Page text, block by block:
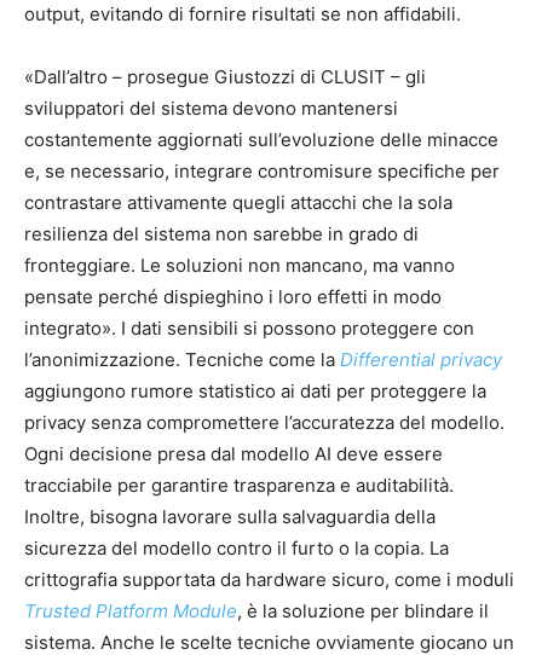
output, evitando di fornire risultati se non affidabili.
«Dall’altro – prosegue Giustozzi di CLUSIT – gli
sviluppatori del sistema devono mantenersi
costantemente aggiornati sull’evoluzione delle minacce
e, se necessario, integrare contromisure specifiche per
contrastare attivamente quegli attacchi che la sola
resilienza del sistema non sarebbe in grado di
fronteggiare. Le soluzioni non mancano, ma vanno
pensate perché dispieghino i loro effetti in modo
integrato». I dati sensibili si possono proteggere con
l’anonimizzazione. Tecniche come la Differential privacy
aggiungono rumore statistico ai dati per proteggere la
privacy senza compromettere l’accuratezza del modello.
Ogni decisione presa dal modello AI deve essere
tracciabile per garantire trasparenza e auditabilità.
Inoltre, bisogna lavorare sulla salvaguardia della
sicurezza del modello contro il furto o la copia. La
crittografia supportata da hardware sicuro, come i moduli
Trusted Platform Module, è la soluzione per blindare il
sistema. Anche le scelte tecniche ovviamente giocano un